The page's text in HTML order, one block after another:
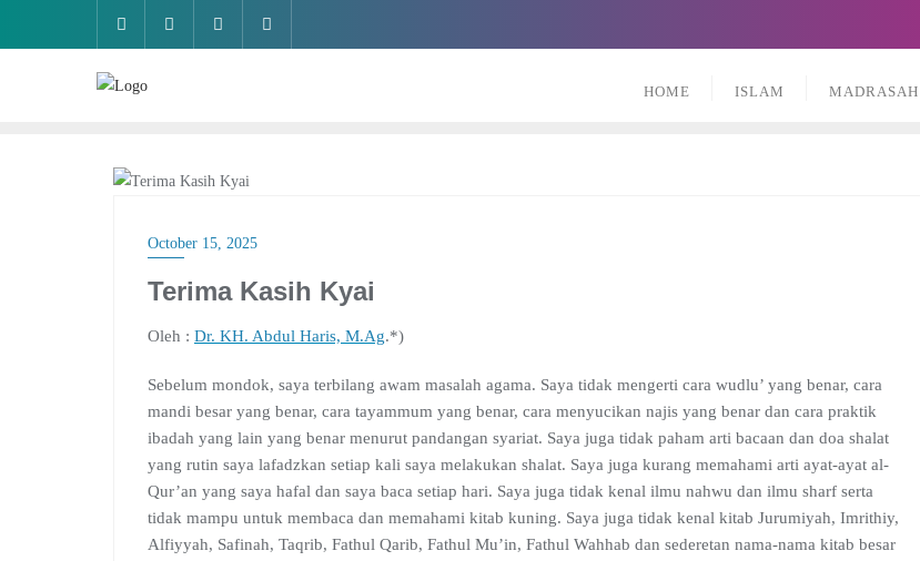
HOME ISLAM MADRASAH
October 15, 2025
Terima Kasih Kyai
Oleh : Dr. KH. Abdul Haris, M.Ag.*)
Sebelum mondok, saya terbilang awam masalah agama. Saya tidak mengerti cara wudlu’ yang benar, cara
mandi besar yang benar, cara tayammum yang benar, cara menyucikan najis yang benar dan cara praktik
ibadah yang lain yang benar menurut pandangan syariat. Saya juga tidak paham arti bacaan dan doa shalat
yang rutin saya lafadzkan setiap kali saya melakukan shalat. Saya juga kurang memahami arti ayat-ayat al-
Qur’an yang saya hafal dan saya baca setiap hari. Saya juga tidak kenal ilmu nahwu dan ilmu sharf serta
tidak mampu untuk membaca dan memahami kitab kuning. Saya juga tidak kenal kitab Jurumiyah, Imrithiy,
Alfiyyah, Safinah, Taqrib, Fathul Qarib, Fathul Mu’in, Fathul Wahhab dan sederetan nama-nama kitab besar